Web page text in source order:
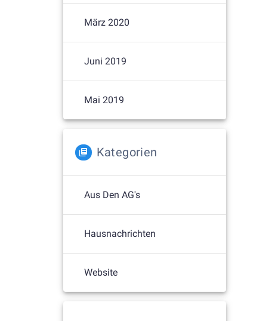
März 2020
Juni 2019
Mai 2019
Kategorien
Aus Den AG's
Hausnachrichten
Website